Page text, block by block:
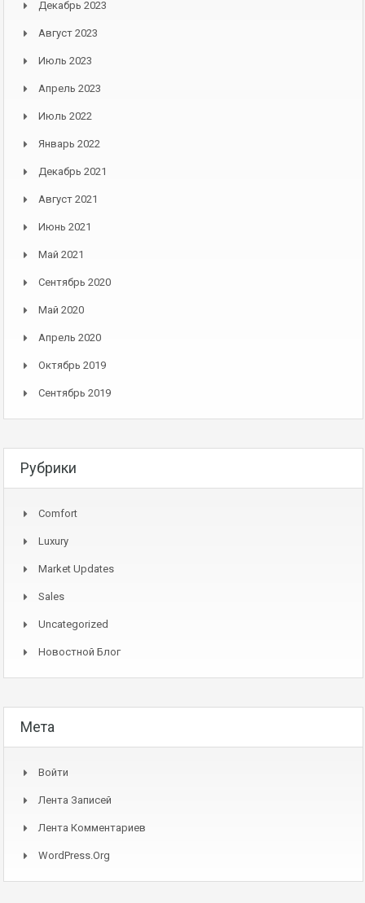
Декабрь 2023
Август 2023
Июль 2023
Апрель 2023
Июль 2022
Январь 2022
Декабрь 2021
Август 2021
Июнь 2021
Май 2021
Сентябрь 2020
Май 2020
Апрель 2020
Октябрь 2019
Сентябрь 2019
Рубрики
Comfort
Luxury
Market Updates
Sales
Uncategorized
Новостной Блог
Мета
Войти
Лента Записей
Лента Комментариев
WordPress.org